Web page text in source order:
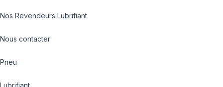
Nos Revendeurs Lubrifiant
Nous contacter
Pneu
Lubrifiant